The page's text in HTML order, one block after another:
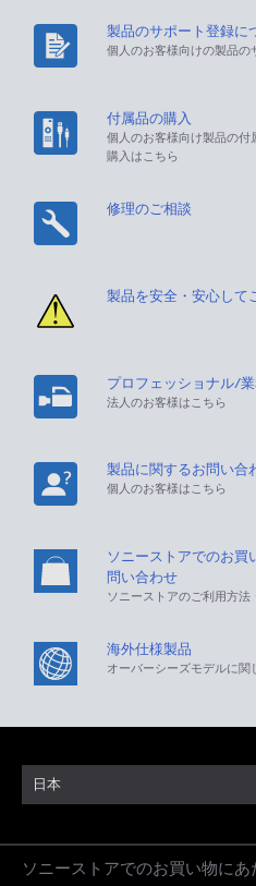
製品のサポート登録に
個人のお客様向けの製品の
付属品の購入
個人のお客様向け製品の
購入はこちら
修理のご相談
製品を安全・安心して
プロフェッショナル/
法人のお客様はこちら
製品に関するお問い合
個人のお客様はこちら
ソニーストアでのお買
問い合わせ
ソニーストアのご利用方
海外仕様製品
オーバーシーズモデルに関
日本
ソニーストアでのお買い物にあ